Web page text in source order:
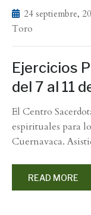
24 septiembre,
Toro
Ejercicios
del 7 al 11
El Centro
espirituales para
Cuernavaca.
READ MORE